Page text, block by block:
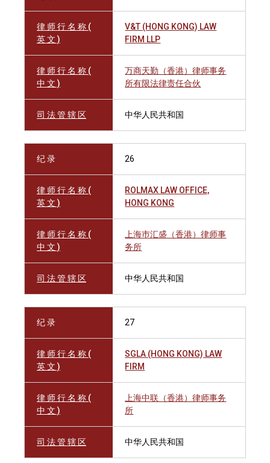
律 师 行 名 称 (
英 文 )
V&T (HONG KONG) LAW
FIRM LLP
律 师 行 名 称 (
中 文 )
万商天勤（香港）律师事务
所有限法律责任合伙
司 法 管 辖 区 中华人民共和国
纪 录 26
律 师 行 名 称 (
英 文 )
ROLMAX LAW OFFICE,
HONG KONG
律 师 行 名 称 (
中 文 )
上海巿汇盛（香港）律师事
务所
司 法 管 辖 区 中华人民共和国
纪 录 27
律 师 行 名 称 (
英 文 )
SGLA (HONG KONG) LAW
FIRM
律 师 行 名 称 (
中 文 )
上海中联（香港）律师事务
所
司 法 管 辖 区 中华人民共和国